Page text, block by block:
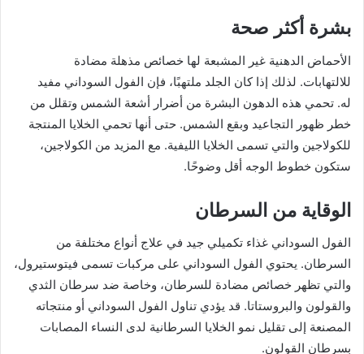
بشرة أكثر صحة
الأحماض الدهنية غير المشبعة لها خصائص مذهلة مضادة
للالتهابات. لذلك إذا كان الجلد ملتهبًا، فإن الفول السوداني مفيد
له. تحمي هذه الدهون البشرة من أضرار أشعة الشمس وتقلل من
خطر ظهور التجاعيد وبقع الشمس. حتى أنها تحمي الخلايا المنتجة
للكولاجين والتي تسمى الخلايا الليفية. مع المزيد من الكولاجين،
ستكون خطوط الوجه أقل وضوحًا.
الوقاية من السرطان
الفول السوداني غذاء تكميلي جيد في علاج أنواع مختلفة من
السرطان. يحتوي الفول السوداني على مركبات تسمى فيتوستيرول،
والتي تظهر خصائص مضادة للسرطان، وخاصة ضد سرطان الثدي
والقولون والبروستاتا. قد يؤدي تناول الفول السوداني أو منتجاته
المصنعة إلى تقليل نمو الخلايا السرطانية لدى النساء المصابات
بسرطان القولون.